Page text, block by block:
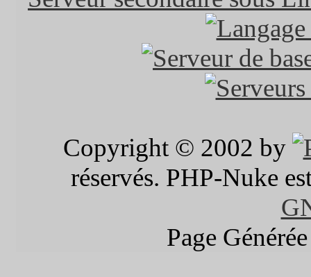
Copyright © 2002 by
réservés. PHP-Nuke
Page